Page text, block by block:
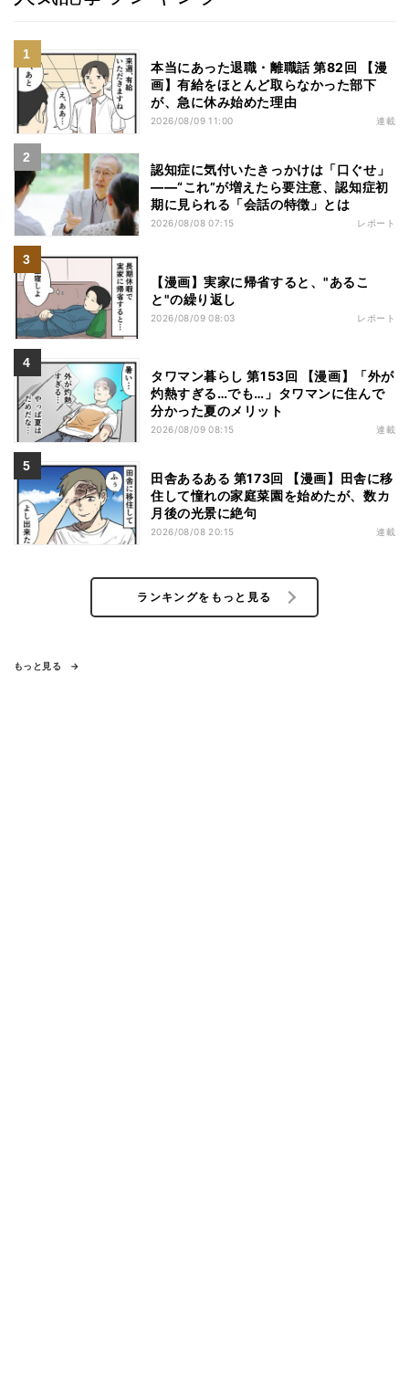
本当にあった退職・離職話 第82回 【漫
画】有給をほとんど取らなかった部下
が、急に休み始めた理由
2026/08/09 11:00 連載
認知症に気付いたきっかけは「口ぐせ」
――“これ”が増えたら要注意、認知症初
期に見られる「会話の特徴」とは
2026/08/08 07:15 レポート
【漫画】実家に帰省すると、"あるこ
と"の繰り返し
2026/08/09 08:03 レポート
タワマン暮らし 第153回 【漫画】「外が
灼熱すぎる…でも…」タワマンに住んで
分かった夏のメリット
2026/08/09 08:15 連載
田舎あるある 第173回 【漫画】田舎に移
住して憧れの家庭菜園を始めたが、数カ
月後の光景に絶句
2026/08/08 20:15 連載
ランキングをもっと見る
もっと見る